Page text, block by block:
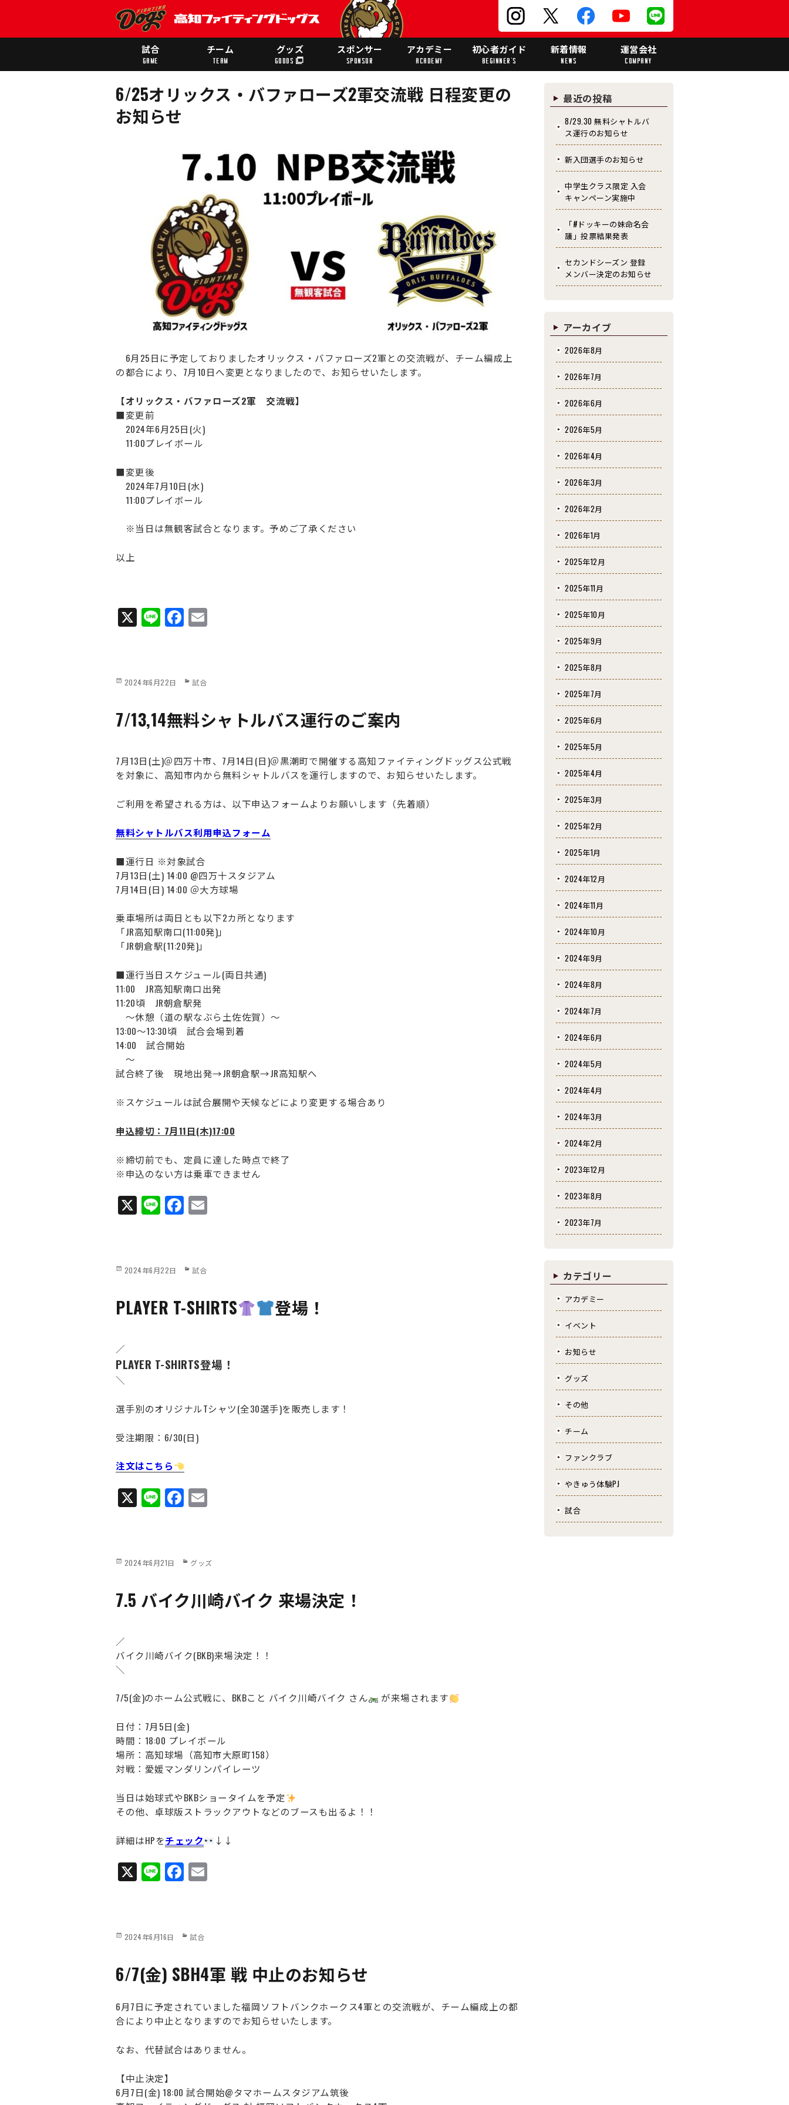
試合
GAME
チーム
TEAM
グッズ
GOODS
スポンサー
SPONSOR
アカデミー
ACADEMY
初心者ガイド
BEGINNER'S
新着情報
NEWS
運営会社
COMPANY
6/25オリックス・バファローズ2軍交流戦 日程変更の
お知らせ
6月25日に予定しておりましたオリックス・バファローズ2軍との交流戦が、チーム編成上
の都合により、7月10日へ変更となりましたので、お知らせいたします。
【オリックス・バファローズ2軍 交流戦】
■変更前
2024年6月25日(火)
11:00プレイボール
■変更後
2024年7月10日(水)
11:00プレイボール
※当日は無観客試合となります。予めご了承ください
以上
X Li
ne
Fa
ce
ok
Posted
2024年6月22日 Categories
試合
7/13,14無料シャトルバス運行のご案内
7月13日(土)＠四万十市、7月14日(日)＠黒潮町で開催する高知ファイティングドッグス公式戦
を対象に、高知市内から無料シャトルバスを運行しますので、お知らせいたします。
ご利用を希望される方は、以下申込フォームよりお願いします（先着順）
無料シャトルバス利用申込フォーム
■運行日 ※対象試合
7月13日(土) 14:00 @四万十スタジアム
7月14日(日) 14:00 ＠大方球場
乗車場所は両日とも以下2カ所となります
「JR高知駅南口(11:00発)」
「JR朝倉駅(11:20発)」
■運行当日スケジュール(両日共通)
11:00 JR高知駅南口出発
11:20頃 JR朝倉駅発
～休憩（道の駅なぶら土佐佐賀）～
13:00～13:30頃 試合会場到着
14:00 試合開始
～
試合終了後 現地出発→JR朝倉駅→JR高知駅へ
※スケジュールは試合展開や天候などにより変更する場合あり
申込締切：7月11日(木)17:00
※締切前でも、定員に達した時点で終了
※申込のない方は乗車できません
X Li
ne
Fa
ce
ok
Posted
2024年6月22日 Categories
試合
PLAYER T-SHIRTS 登場！
／
PLAYER T-SHIRTS登場！
＼
選手別のオリジナルTシャツ(全30選手)を販売します！
受注期限：6/30(日)
注文はこちら
X Li
ne
Fa
ce
ok
Posted
2024年6月21日 Categories
グッズ
7.5 バイク川崎バイク 来場決定！
／
バイク川崎バイク(BKB)来場決定！！
＼
7/5(金)のホーム公式戦に、BKBこと バイク川崎バイク さん が来場されます
日付：7月5日(金)
時間：18:00 プレイボール
場所：高知球場（高知市大原町158）
対戦：愛媛マンダリンパイレーツ
当日は始球式やBKBショータイムを予定
その他、卓球版ストラックアウトなどのブースも出るよ！！
詳細はHPをチェック ↓↓
X Li
ne
Fa
ce
ok
Posted
2024年6月16日 Categories
試合
6/7(金) SBH4軍 戦 中止のお知らせ
6月7日に予定されていました福岡ソフトバンクホークス4軍との交流戦が、チーム編成上の都
合により中止となりますのでお知らせいたします。
なお、代替試合はありません。
【中止決定】
6月7日(金) 18:00 試合開始@タマホームスタジアム筑後
最近の投稿
8/29.30 無料シャトルバ
ス運行のお知らせ
新入団選手のお知らせ
中学生クラス限定 入会
キャンペーン実施中
「#ドッキーの妹命名会
議」投票結果発表
セカンドシーズン 登録
メンバー決定のお知らせ
アーカイブ
2026年8月
2026年7月
2026年6月
2026年5月
2026年4月
2026年3月
2026年2月
2026年1月
2025年12月
2025年11月
2025年10月
2025年9月
2025年8月
2025年7月
2025年6月
2025年5月
2025年4月
2025年3月
2025年2月
2025年1月
2024年12月
2024年11月
2024年10月
2024年9月
2024年8月
2024年7月
2024年6月
2024年5月
2024年4月
2024年3月
2024年2月
2023年12月
2023年8月
2023年7月
カテゴリー
アカデミー
イベント
お知らせ
グッズ
その他
チーム
ファンクラブ
やきゅう体験PJ
試合